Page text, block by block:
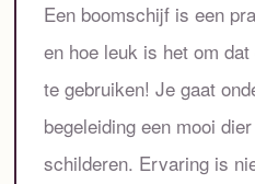
Een boomschijf is een
en hoe leuk is het om
te gebruiken! Je gaat
begeleiding een mooi
schilderen. Ervaring is